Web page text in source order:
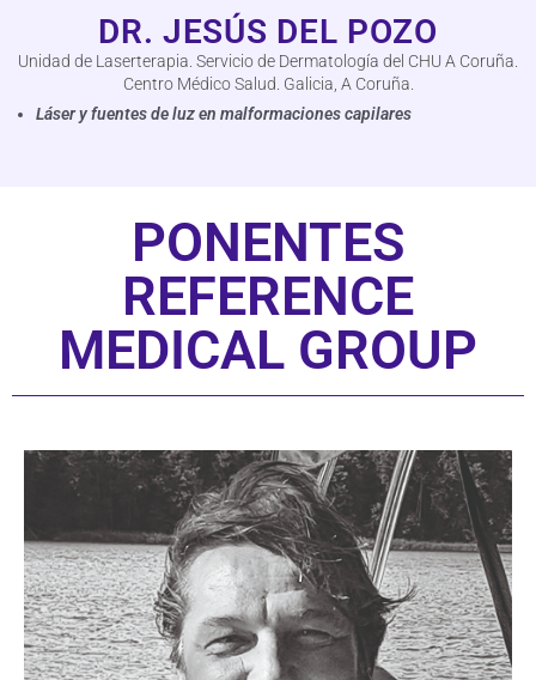
DR. JESÚS DEL POZO
Unidad de Laserterapia. Servicio de Dermatología del CHU A Coruña.
Centro Médico Salud. Galicia, A Coruña.
Láser y fuentes de luz en malformaciones capilares
PONENTES
REFERENCE
MEDICAL GROUP